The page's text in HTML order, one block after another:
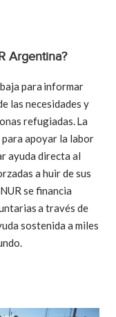
Argentina?
para informar
las necesidades y
refugiadas. La
apoyar la labor
ayuda directa al
a huir de sus
se financia
a través de
sostenida a miles